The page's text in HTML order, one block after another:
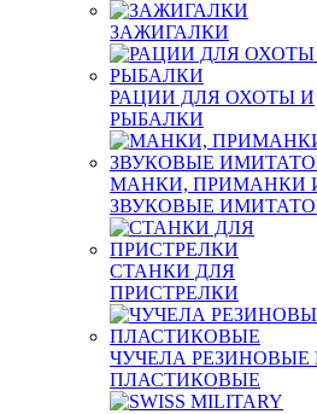
ЗАЖИГАЛКИ
РАЦИИ ДЛЯ ОХОТЫ И
РЫБАЛКИ
МАНКИ, ПРИМАНКИ
ЗВУКОВЫЕ
СТАНКИ ДЛЯ
ПРИСТРЕЛКИ
ЧУЧЕЛА РЕЗИНОВЫЕ
ПЛАСТИКОВЫЕ